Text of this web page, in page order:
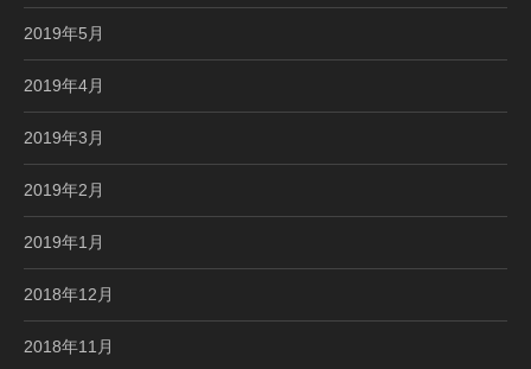
2019年5月
2019年4月
2019年3月
2019年2月
2019年1月
2018年12月
2018年11月